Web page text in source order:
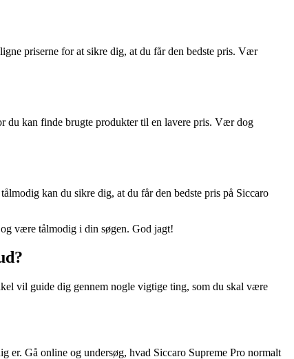
priserne for at sikre dig, at du får den bedste pris. Vær
du kan finde brugte produkter til en lavere pris. Vær dog
kan du sikre dig, at du får den bedste pris på Siccaro
være tålmodig i din søgen. God jagt!
vil guide dig gennem nogle vigtige ting, som du skal være
er. Gå online og undersøg, hvad Siccaro Supreme Pro normalt